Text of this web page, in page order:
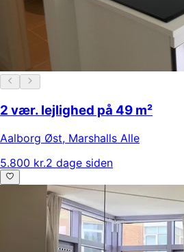
2 vær. lejlighed på 49 m²
Aalborg Øst, Marshalls Alle
5.800 kr.2 dage siden